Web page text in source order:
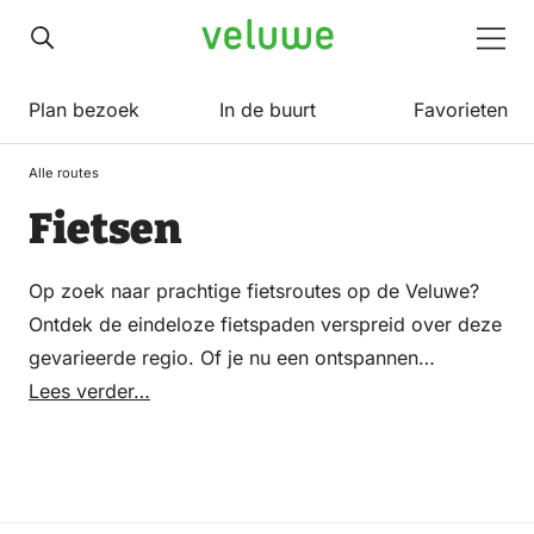
Veluwe
Plan bezoek In de buurt Favorieten
Alle routes
Fietsen
Op zoek naar prachtige fietsroutes op de Veluwe?
Ontdek de eindeloze fietspaden verspreid over deze
gevarieerde regio. Of je nu een ontspannen
fietstocht wilt maken door schilderachtige dorpjes of
Lees verder…